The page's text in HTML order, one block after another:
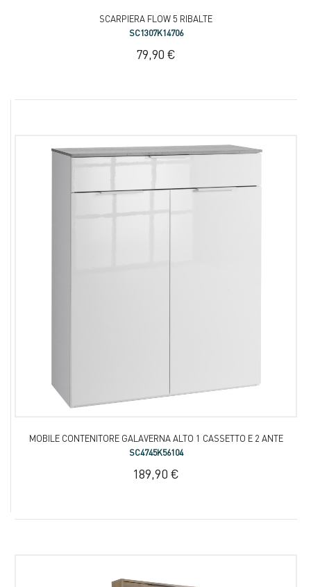
SCARPIERA FLOW 5 RIBALTE
SC1307K14706
79,90 €
MOBILE CONTENITORE GALAVERNA ALTO 1 CASSETTO E 2 ANTE
SC4745K56104
189,90 €